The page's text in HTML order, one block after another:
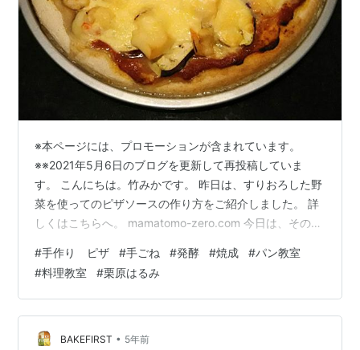
※本ページには、プロモーションが含まれています。
※※2021年5月6日のブログを更新して再投稿していま
す。 こんにちは。竹みかです。 昨日は、すりおろした野
菜を使ってのピザソースの作り方をご紹介しました。 詳
しくはこちらへ。 mamatomo-zero.com 今日は、そのピ
思っています。 初心者向けの手作りパンといえれば、テ
ーブルロールのような小型パンが例に上げられることが
多いと思われますが、実は、一番簡単なのはピザなので
す！ というのも、目安が分からず発酵しすちゃったとし
ても問題ないですし、面倒な2次発酵も必要なので時短が
#手作り ピザ #手ごね #発酵 #焼成 #パン教室
#料理教室 #栗原はるみ
BAKEFIRST • 5年前